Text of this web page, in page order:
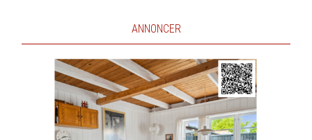
ANNONCER